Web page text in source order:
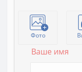
Фото
Ваше имя